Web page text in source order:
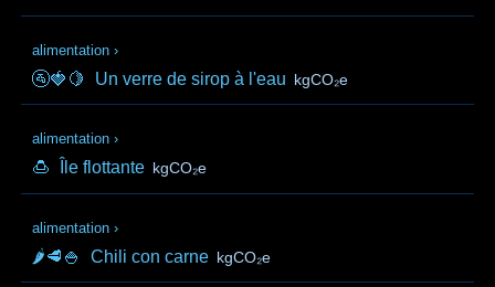
alimentation ›
🚰🍓🍋 Un verre de sirop à l'eau kgCO₂e
alimentation ›
🍮 Île flottante kgCO₂e
alimentation ›
🌶️🥩🍚 Chili con carne kgCO₂e